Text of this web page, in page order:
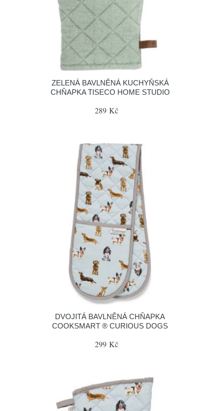
ZELENÁ BAVLNĚNÁ KUCHYŇSKÁ
CHŇAPKA TISECO HOME STUDIO
289 Kč
DVOJITÁ BAVLNĚNÁ CHŇAPKA
COOKSMART ® CURIOUS DOGS
299 Kč